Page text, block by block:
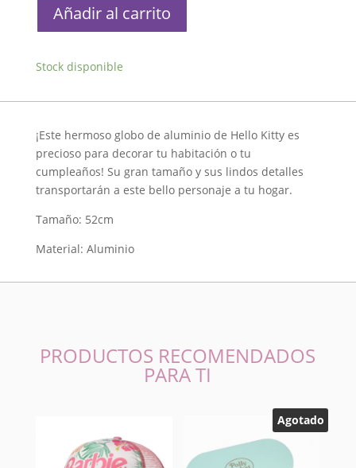
Cuerpo
Completo
Sanrio
Añadir al carrito
Stock disponible
¡Este hermoso globo de aluminio de Hello Kitty es
precioso para decorar tu habitación o tu
cumpleaños! Su gran tamaño y sus lindos detalles
transportarán a este bello personaje a tu hogar.
Tamaño: 52cm
Material: Aluminio
PRODUCTOS RECOMENDADOS
PARA TI
Agotado